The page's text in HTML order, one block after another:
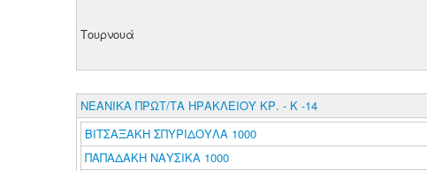
Τουρνουά
ΝΕΑΝΙΚΑ ΠΡΩΤ/ΤΑ ΗΡΑΚΛΕΙΟΥ ΚΡ. - Κ -14
ΒΙΤΣΑΞΑΚΗ ΣΠΥΡΙΔΟΥΛΑ 1000
ΠΑΠΑΔΑΚΗ ΝΑΥΣΙΚΑ 1000